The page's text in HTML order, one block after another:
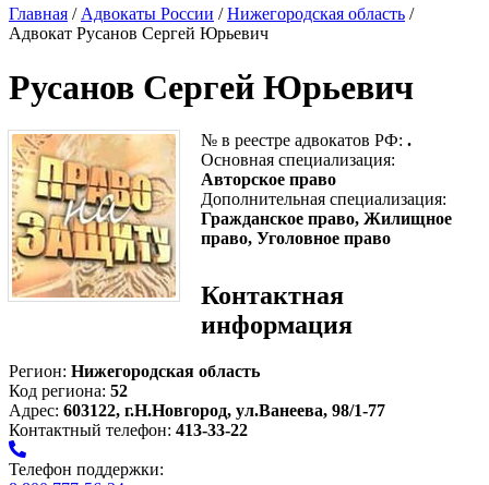
Главная / Адвокаты России /Нижегородская область /
Адвокат Русанов Сергей Юрьевич
Русанов Сергей Юрьевич
№ в реестре адвокатов РФ: .
Основная специализация:
Авторское право
Дополнительная специализация:
Гражданское право, Жилищное
право, Уголовное право
Контактная
информация
Регион: Нижегородская область
Код региона: 52
Адрес: 603122, г.Н.Новгород, ул.Ванеева, 98/1-77
Контактный телефон: 413-33-22
Телефон поддержки: